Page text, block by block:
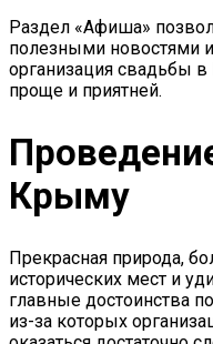
Раздел «Афиша»
полезными новостями
организация свадьбы
проще и приятней.
Крыму
Прекрасная природа,
исторических мест и
главные достоинства
из-за которых